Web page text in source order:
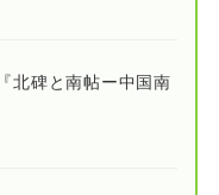
北碑と南帖ー中国南